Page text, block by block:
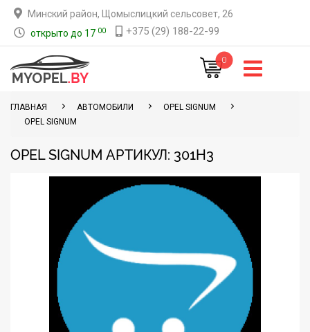
Минский район, Щомыслицкий сельсовет, 26
открыто до 17 00 +375 (29) 188-22-99
0
ГЛАВНАЯ АВТОМОБИЛИ
OPEL SIGNUM
OPEL SIGNUM
OPEL SIGNUM АРТИКУЛ: 301H3